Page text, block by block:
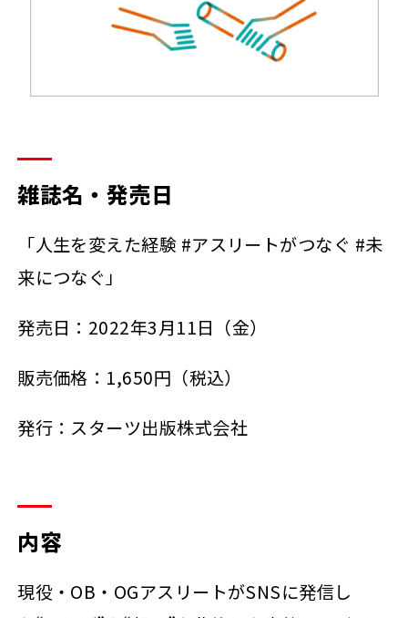
雑誌名・発売日
「人生を変えた経験 #アスリートがつなぐ #未
来につなぐ」
発売日：2022年3月11日（金）
販売価格：1,650円（税込）
発行：スターツ出版株式会社
内容
現役・OB・OGアスリートがSNSに発信し